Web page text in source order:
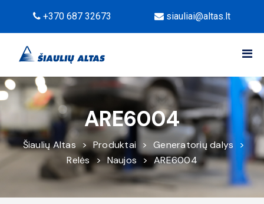
+370 687 32673 siauliai@altas.lt
ARE6004
Šiaulių Altas > Produktai > Generatorių dalys
>
Relės > Naujos > ARE6004